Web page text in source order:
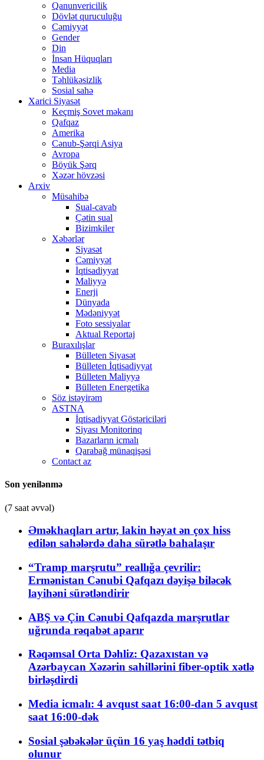
Qanunvericilik
Dövlət quruculuğu
Cəmiyyət
Gender
Din
İnsan Hüquqları
Media
Təhlükəsizlik
Sosial sahə
Xarici Siyasət
Keçmiş Sovet məkanı
Qafqaz
Amerika
Cənub-Şərqi Asiya
Avropa
Böyük Şərq
Xəzər hövzəsi
Arxiv
Müsahibə
Sual-cavab
Çətin sual
Bizimkiler
Xəbərlər
Siyasət
Cəmiyyət
İqtisadiyyat
Maliyyə
Enerji
Dünyada
Mədəniyyət
Foto sessiyalar
Aktual Reportaj
Buraxılışlar
Bülleten Siyasət
Bülleten İqtisadiyyat
Bülleten Maliyyə
Bülleten Energetika
Söz istəyirəm
ASTNA
İqtisadiyyat Göstəriciləri
Siyası Monitorinq
Bazarların icmalı
Qarabağ münaqişəsi
Contact az
Son yenilənmə
(7 saat əvvəl)
Əməkhaqları artır, lakin həyat ən çox hiss
edilən sahələrdə daha sürətlə bahalaşır
“Tramp marşrutu” reallığa çevrilir:
Ermənistan Cənubi Qafqazı dəyişə biləcək
layihəni sürətləndirir
ABŞ və Çin Cənubi Qafqazda marşrutlar
uğrunda rəqabət aparır
Rəqəmsal Orta Dəhliz: Qazaxıstan və
Azərbaycan Xəzərin sahillərini fiber-optik xətlə
birləşdirdi
Media icmalı: 4 avqust saat 16:00-dan 5 avqust
saat 16:00-dək
Sosial şəbəkələr üçün 16 yaş həddi tətbiq
olunur